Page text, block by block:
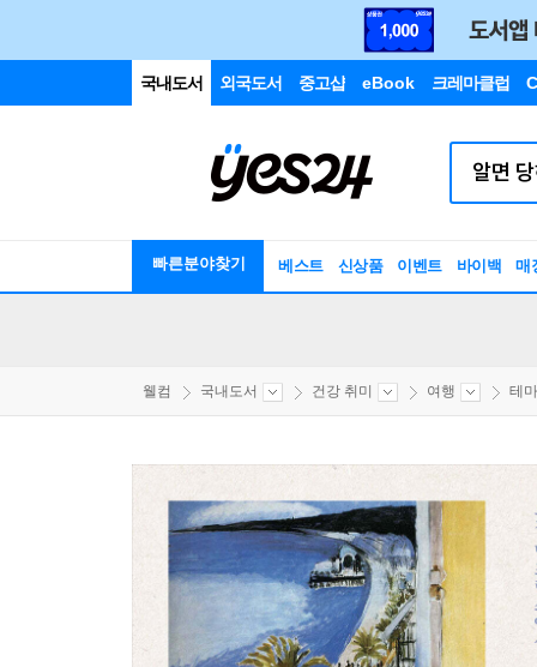
국내도서 외국도서 중고샵 eBook 크레마클럽
빠른분야찾기 베스트 신상품 이벤트 바이백 매
웰컴 국내도서 건강 취미 여행 테